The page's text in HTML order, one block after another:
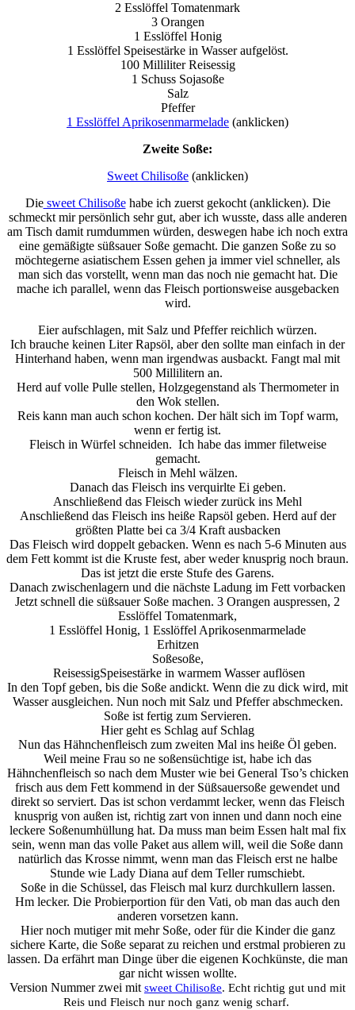
2 Esslöffel Tomatenmark
3 Orangen
1 Esslöffel Honig
1 Esslöffel Speisestärke in Wasser aufgelöst.
100 Milliliter Reisessig
1 Schuss Sojasoße
Salz
Pfeffer
1 Esslöffel Aprikosenmarmelade (anklicken)
Zweite Soße:
Sweet Chilisoße (anklicken)
Diesweet Chilisoßehabe ich zuerst gekocht (anklicken). Die
schmeckt mir persönlich sehr gut, aber ich wusste, dass alle anderen
am Tisch damit rumdummen würden, deswegen habe ich noch extra
eine gemäßigte süßsauer Soße gemacht. Die ganzen Soße zu so
möchtegerne asiatischem Essen gehen ja immer viel schneller, als
man sich das vorstellt, wenn man das noch nie gemacht hat. Die
mache ich parallel, wenn das Fleisch portionsweise ausgebacken
wird.
Eier aufschlagen, mit Salz und Pfeffer reichlich würzen.
Ich brauche keinen Liter Rapsöl, aber den sollte man einfach in der
Hinterhand haben, wenn man irgendwas ausbackt. Fangt mal mit
500 Millilitern an.
Herd auf volle Pulle stellen, Holzgegenstand als Thermometer in
den Wok stellen.
Reis kann man auch schon kochen. Der hält sich im Topf warm,
wenn er fertig ist.
Fleisch in Würfel schneiden. Ich habe das immer filetweise
gemacht.
Fleisch in Mehl wälzen.
Danach das Fleisch ins verquirlte Ei geben.
Anschließend das Fleisch wieder zurück ins Mehl
Anschließend das Fleisch ins heiße Rapsöl geben. Herd auf der
größten Platte bei ca 3/4 Kraft ausbacken
Das Fleisch wird doppelt gebacken. Wenn es nach 5-6 Minuten aus
dem Fett kommt ist die Kruste fest, aber weder knusprig noch braun.
Das ist jetzt die erste Stufe des Garens.
Danach zwischenlagern und die nächste Ladung im Fett vorbacken
Jetzt schnell die süßsauer Soße machen. 3 Orangen auspressen, 2
Esslöffel Tomatenmark,
1 Esslöffel Honig, 1 Esslöffel Aprikosenmarmelade
Erhitzen
Soßesoße,
ReisessigSpeisestärke in warmem Wasser auflösen
In den Topf geben, bis die Soße andickt. Wenn die zu dick wird, mit
Wasser ausgleichen. Nun noch mit Salz und Pfeffer abschmecken.
Soße ist fertig zum Servieren.
Hier geht es Schlag auf Schlag
Nun das Hähnchenfleisch zum zweiten Mal ins heiße Öl geben.
Weil meine Frau so ne soßensüchtige ist, habe ich das
Hähnchenfleisch so nach dem Muster wie bei General Tso’s chicken
frisch aus dem Fett kommend in der Süßsauersoße gewendet und
direkt so serviert. Das ist schon verdammt lecker, wenn das Fleisch
knusprig von außen ist, richtig zart von innen und dann noch eine
leckere Soßenumhüllung hat. Da muss man beim Essen halt mal fix
sein, wenn man das volle Paket aus allem will, weil die Soße dann
natürlich das Krosse nimmt, wenn man das Fleisch erst ne halbe
Stunde wie Lady Diana auf dem Teller rumschiebt.
Soße in die Schüssel, das Fleisch mal kurz durchkullern lassen.
Hm lecker. Die Probierportion für den Vati, ob man das auch den
anderen vorsetzen kann.
Hier noch mutiger mit mehr Soße, oder für die Kinder die ganz
sichere Karte, die Soße separat zu reichen und erstmal probieren zu
lassen. Da erfährt man Dinge über die eigenen Kochkünste, die man
gar nicht wissen wollte.
Version Nummer zwei mitsweet Chilisoße. Echt richtig gut und mit
Reis und Fleisch nur noch ganz wenig scharf.